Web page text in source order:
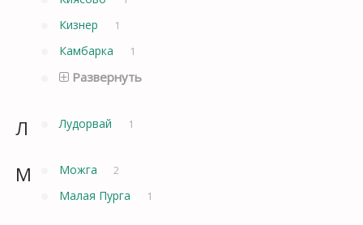
Кизнер 1
Камбарка 1
Развернуть
Л Лудорвай 1
М Можга 2
Малая Пурга 1